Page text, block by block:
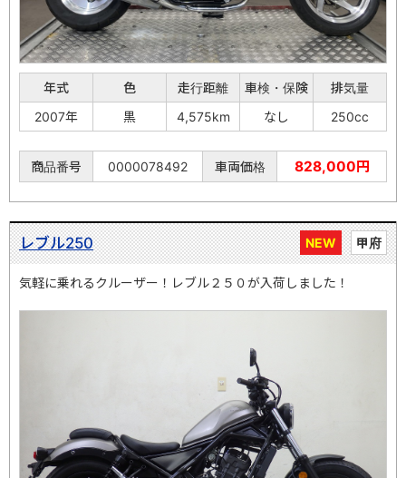
年式 色 走行距離 車検・保険
排気量
2007年
黒 4,575km なし 250cc
商品番号 0000078492 車両価格 828,000円
NEW 甲府
レブル250
気軽に乗れるクルーザー！レブル２５０が入荷しました！